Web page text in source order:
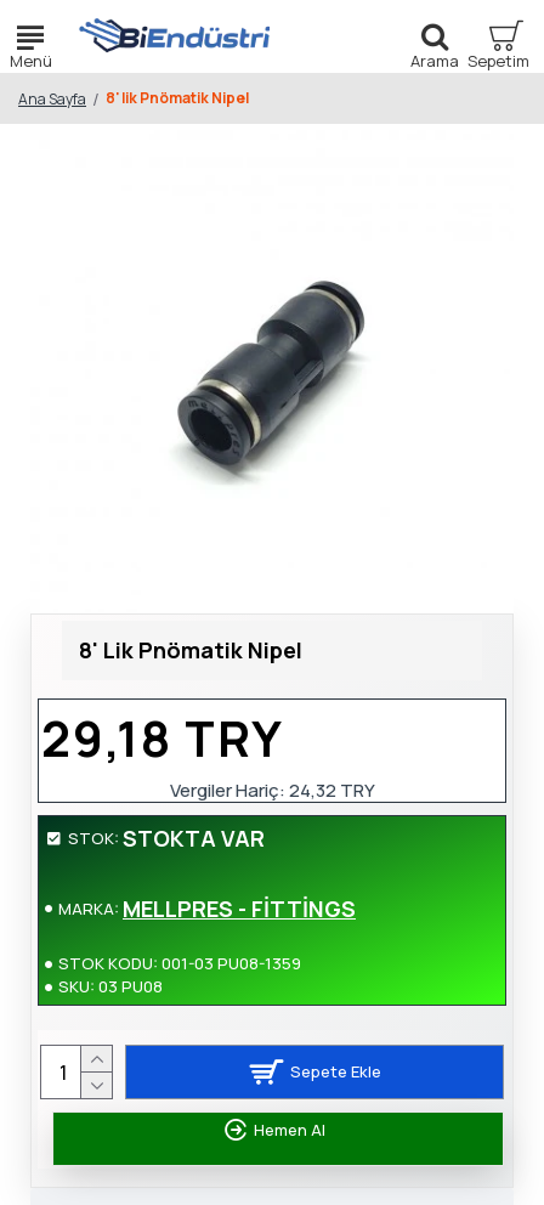
Ana Sayfa 8' lik Pnömatik Nipel
8' Lik Pnömatik Nipel
STOK: STOKTA VAR
MARKA: MELLPRES - FİTTİNGS
STOK KODU: 001-03 PU08-1359
SKU: 03 PU08
29,18 TRY
Vergiler Hariç:24,32 TRY
Sepete Ekle
Hemen Al